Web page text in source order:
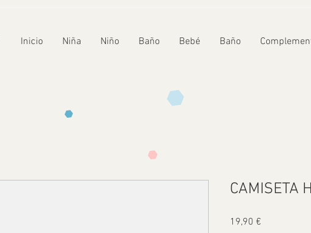
Inicio Niña Niño Baño Bebé Baño
CAMISETA
19,90 €